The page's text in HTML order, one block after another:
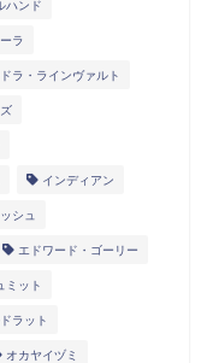
ハンド
ラ
ラ・ラインヴァルト
インディアン
シュ
エドワード・ゴーリー
ミット
ラット
オカヤイヅミ